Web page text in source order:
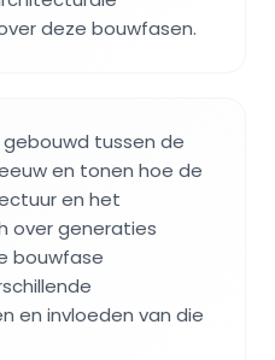
deze bouwfasen.
gebouwd tussen de
en tonen hoe de
en het
over generaties
bouwfase
en invloeden van die